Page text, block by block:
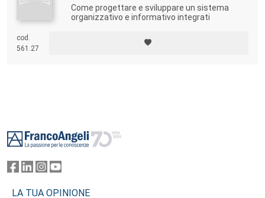
Come progettare e sviluppare un sistema
organizzativo e informativo integrati
cod.
561.27
LA TUA OPINIONE